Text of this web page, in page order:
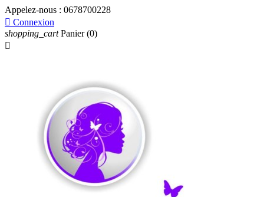
Appelez-nous : 0678700228
 Connexion
shopping_cart Panier (0)
